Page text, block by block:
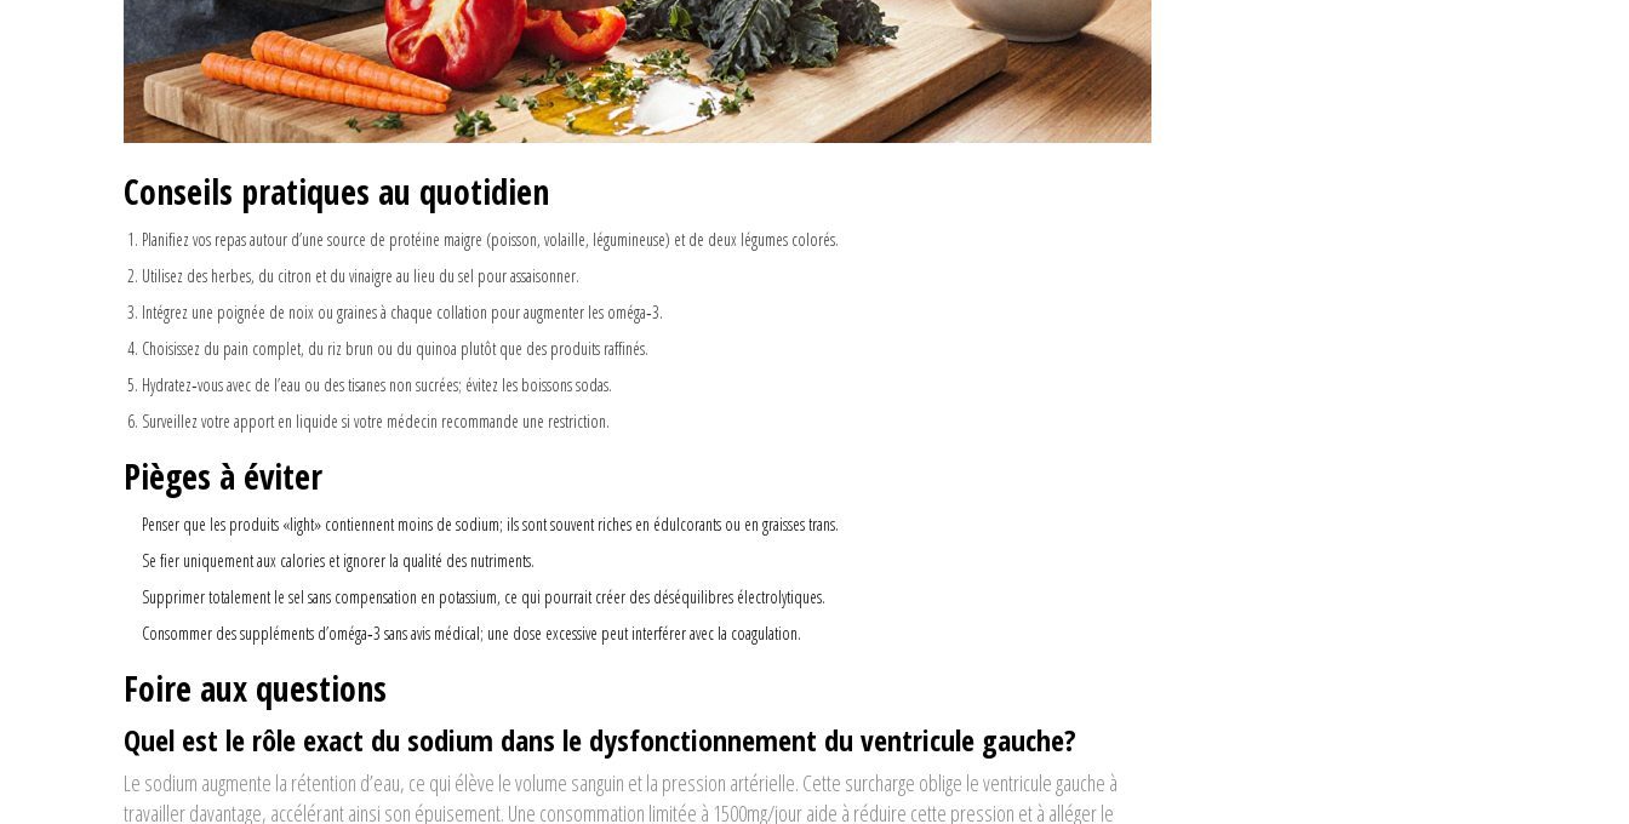
Conseils pratiques au quotidien
Planifiez vos repas autour d’une source de protéine maigre (poisson, volaille, légumineuse) et de deux légumes colorés.
Utilisez des herbes, du citron et du vinaigre au lieu du sel pour assaisonner.
Intégrez une poignée de noix ou graines à chaque collation pour augmenter les oméga‑3.
Choisissez du pain complet, du riz brun ou du quinoa plutôt que des produits raffinés.
Hydratez‑vous avec de l’eau ou des tisanes non sucrées; évitez les boissons sodas.
Surveillez votre apport en liquide si votre médecin recommande une restriction.
Pièges à éviter
Penser que les produits «light» contiennent moins de sodium; ils sont souvent riches en édulcorants ou en graisses trans.
Se fier uniquement aux calories et ignorer la qualité des nutriments.
Supprimer totalement le sel sans compensation en potassium, ce qui pourrait créer des déséquilibres électrolytiques.
Consommer des suppléments d’oméga‑3 sans avis médical; une dose excessive peut interférer avec la coagulation.
Foire aux questions
Quel est le rôle exact du sodium dans le dysfonctionnement du ventricule gauche?
Le sodium augmente la rétention d’eau, ce qui élève le volume sanguin et la pression artérielle. Cette surcharge oblige le ventricule gauche à
travailler davantage, accélérant ainsi son épuisement. Une consommation limitée à 1500mg/jour aide à réduire cette pression et à alléger le